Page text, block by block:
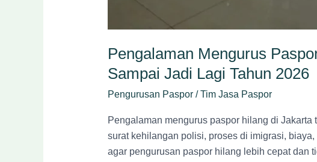
Pengalaman Mengurus
Sampai Jadi Lagi Tahun 2026
Pengurusan Paspor/Tim Jasa Paspor
Pengalaman mengurus paspor hilang di
surat kehilangan polisi, proses di imigrasi,
agar pengurusan paspor hilang lebih cepat dan